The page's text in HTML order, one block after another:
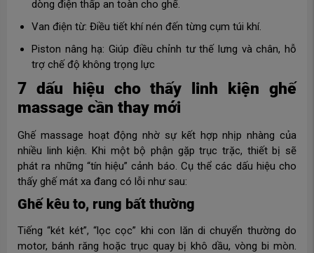
dòng điện thấp an toàn cho ghế.
Van điện từ: Điều tiết khí nén đến từng cụm túi khí.
Piston nâng hạ: Giúp điều chỉnh tư thế lưng và chân, hỗ
trợ chế độ không trọng lực
7 dấu hiệu cho thấy linh kiện ghế
massage cần thay mới
Ghế massage hoạt động nhờ sự kết hợp nhịp nhàng của
nhiều linh kiện. Khi một bộ phận gặp trục trặc, thiết bị sẽ
phát ra những “tín hiệu” cảnh báo. Cụ thể các dấu hiệu cho
thấy ghế mát xa đang có lỗi như sau:
Ghế kêu to, rung bất thường
Tiếng “két két”, “lọc cọc” khi con lăn di chuyển thường do
motor, bánh răng hoặc trục quay bị khô dầu, vòng bi mòn.